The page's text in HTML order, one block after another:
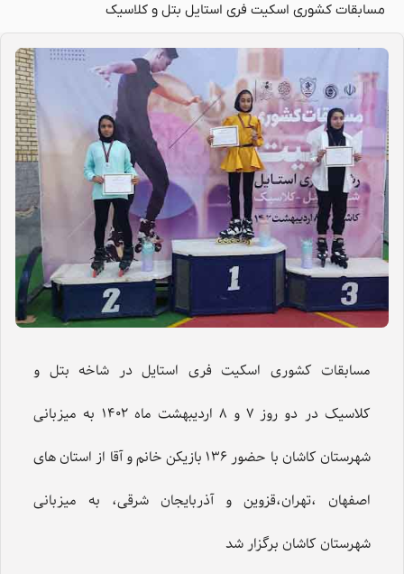
مسابقات کشوری اسکیت فری استایل بتل و کلاسیک
مسابقات کشوری اسکیت فری استایل در شاخه بتل و
کلاسیک در دو روز ۷ و ۸ اردیبهشت ماه ۱۴۰۲ به میزبانی
شهرستان کاشان با حضور ۱۳۶ بازیکن خانم و آقا از استان های
اصفهان ،تهران،قزوین و آذربایجان شرقی، به میزبانی
شهرستان کاشان برگزار شد